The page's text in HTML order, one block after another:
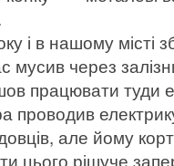
і в нашому місті
мусив через
працювати
проводив
але йому
цього рішуче